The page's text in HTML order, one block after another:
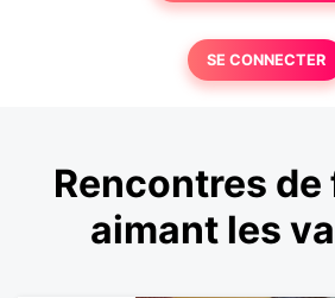
SE CONNECTER
Rencontres de
aimant les